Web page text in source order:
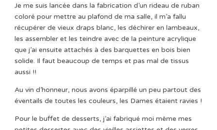
Je me suis lancée dans la fabrication d’un rideau de ruban
coloré pour mettre au plafond de ma salle, il m’a fallu
récupérer de vieux draps blanc, les déchirer en lambeaux,
les assembler et les teindre avec de la peinture acrylique
que j’ai ensuite attachés à des barquettes en bois bien
solide. Il faut beaucoup de temps et pas mal de tissus
aussi !!
Au vin d’honneur, nous avons éparpillé un peu partout des
éventails de toutes les couleurs, les Dames étaient ravies !
Pour le buffet de desserts, j’ai fabriqué moi même mes